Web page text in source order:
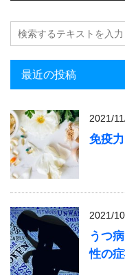
最近の投稿
2021/
免疫
2021/
うつ
性の